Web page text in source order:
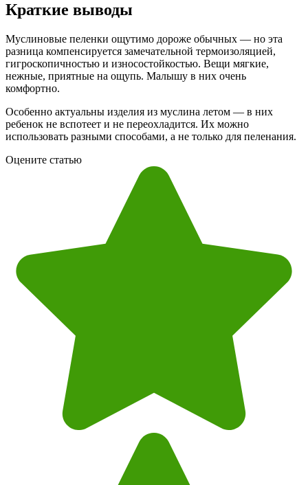
Краткие выводы
Муслиновые пеленки ощутимо дороже обычных — но эта
разница компенсируется замечательной термоизоляцией,
гигроскопичностью и износостойкостью. Вещи мягкие,
нежные, приятные на ощупь. Малышу в них очень
комфортно.
Особенно актуальны изделия из муслина летом — в них
ребенок не вспотеет и не переохладится. Их можно
использовать разными способами, а не только для пеленания.
Оцените статью